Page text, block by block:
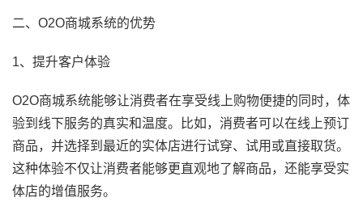
二、O2O商城系统的优势
1、提升客户体验
O2O商城系统能够让消费者在享受线上购物便捷的同时，体
验到线下服务的真实和温度。比如，消费者可以在线上预订
商品，并选择到最近的实体店进行试穿、试用或直接取货。
这种体验不仅让消费者能够更直观地了解商品，还能享受实
体店的增值服务。